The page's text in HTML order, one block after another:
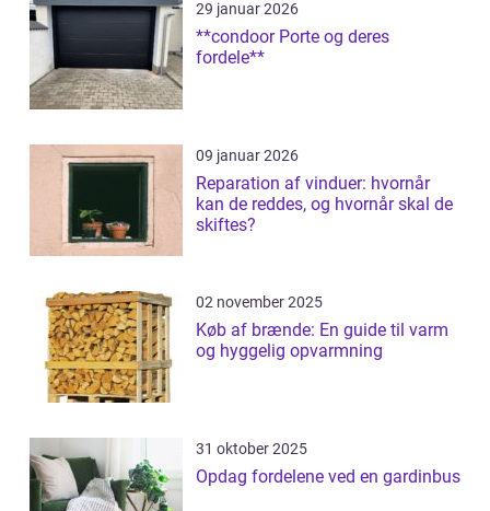
29 januar 2026
**condoor Porte og deres
fordele**
09 januar 2026
Reparation af vinduer: hvornår
kan de reddes, og hvornår skal de
skiftes?
02 november 2025
Køb af brænde: En guide til varm
og hyggelig opvarmning
31 oktober 2025
Opdag fordelene ved en gardinbus